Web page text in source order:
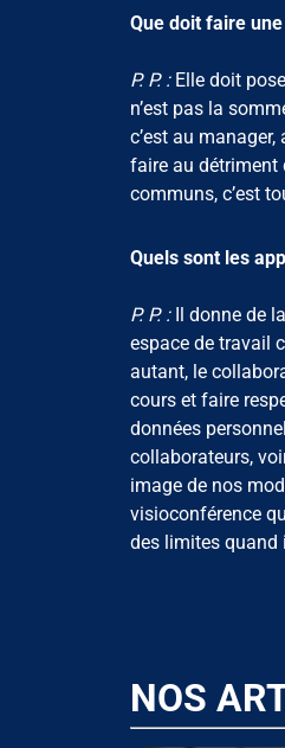
Que doit faire
P. P. :Elle doit
n’est pas la
c’est au
faire au détriment
communs, c’est
Quels sont les
P. P. :Il donne de
espace de travail
autant, le
cours et faire
données
collaborateurs,
image de nos
visioconférence
des limites quand
NOS